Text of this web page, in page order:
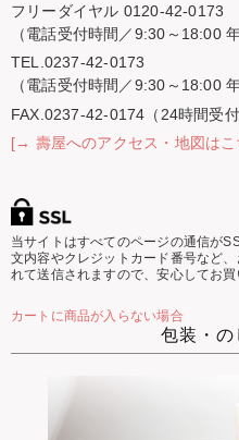
フリーダイヤル 0120-42-0173
（電話受付時間／9:30～18:00
TEL.0237-42-0173
（電話受付時間／9:30～18:00
FAX.0237-42-0174（24時間受付
[→ 壽屋へのアクセス・地図はこ
当サイトはすべてのページの通信が
文内容やクレジットカード番号など
れて送信されますので、安心してお買
カートに商品が入らない場合
包装・の